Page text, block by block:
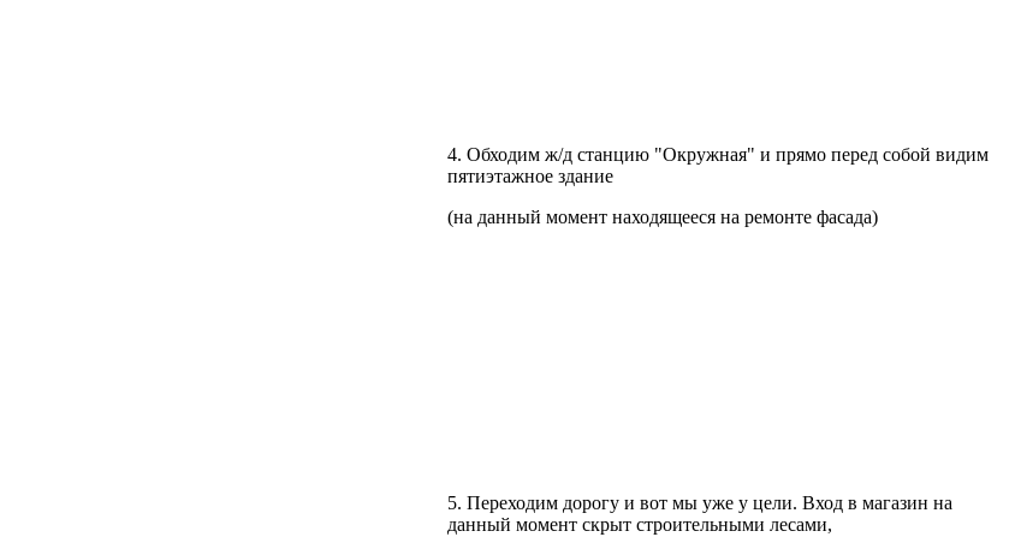
4. Обходим ж/д станцию "Окружная" и прямо перед собой видим
пятиэтажное здание
(на данный момент находящееся на ремонте фасада)
5. Переходим дорогу и вот мы уже у цели. Вход в магазин на
данный момент скрыт строительными лесами,